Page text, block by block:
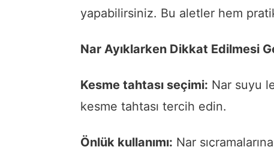
yapabilirsiniz. Bu aletler hem
Nar Ayıklarken Dikkat Edilmesi
Kesme tahtası seçimi: Nar suyu
kesme tahtası tercih edin.
Önlük kullanımı: Nar